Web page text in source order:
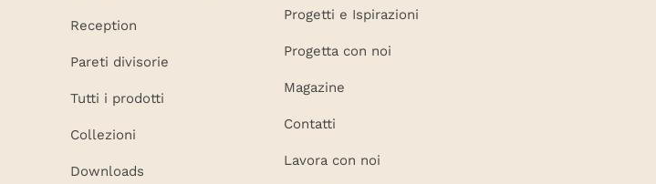
Reception
Pareti divisorie
Tutti i prodotti
Collezioni
Downloads
Progetti e Ispirazioni
Progetta con noi
Magazine
Contatti
Lavora con noi